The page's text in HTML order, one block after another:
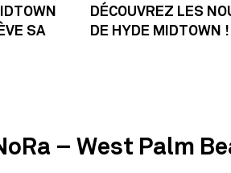
SA
DÉCOUVREZ LES
DE HYDE MIDTOWN !
– West Palm